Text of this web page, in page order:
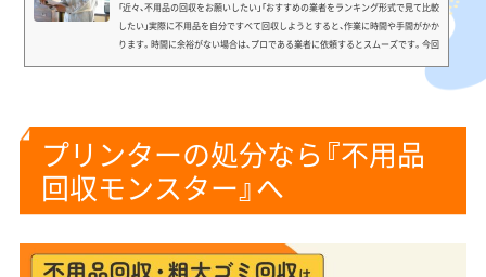
「近々、不用品の回収をお願いしたい」「おすすめの業者をランキング形式で見て比較
したい」実際に不用品を自分ですべて回収しようとすると、作業に時間や手間がかか
ります。時間に余裕がない場合は、プロである業者に依頼するとスムーズです。今回
不用品回収業者を使うメリット おすすめの不用品回収業者ランキング 不用品回収
プリンターの処分なら『不用品
回収モンスター』へ